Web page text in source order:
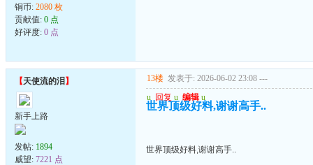
铜币: 2080 枚
贡献值: 0 点
好评度: 0 点
【天使流的泪 】
新手上路
发帖: 1894
威望: 7221 点
13楼 发表于: 2026-06-02 23:08 ---
u 回复 u 编辑 u
世界顶级好料,谢谢高手..
世界顶级好料,谢谢高手..